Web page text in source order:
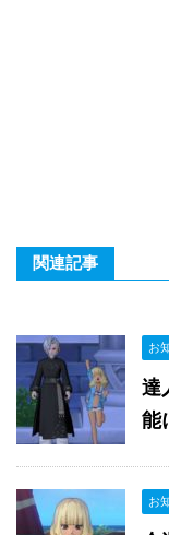
関連記事
お
達
能
お